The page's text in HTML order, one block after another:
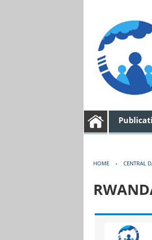
HOME › CENTRAL